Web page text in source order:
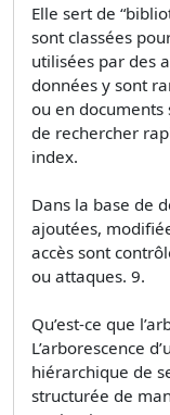
Elle sert de
sont classées
utilisées par des
données y sont
ou en
de rechercher
index.
Dans la base de
ajoutées,
accès sont
ou attaques. 9.
Qu’est-ce que
L’arborescence
hiérarchique de
structurée de